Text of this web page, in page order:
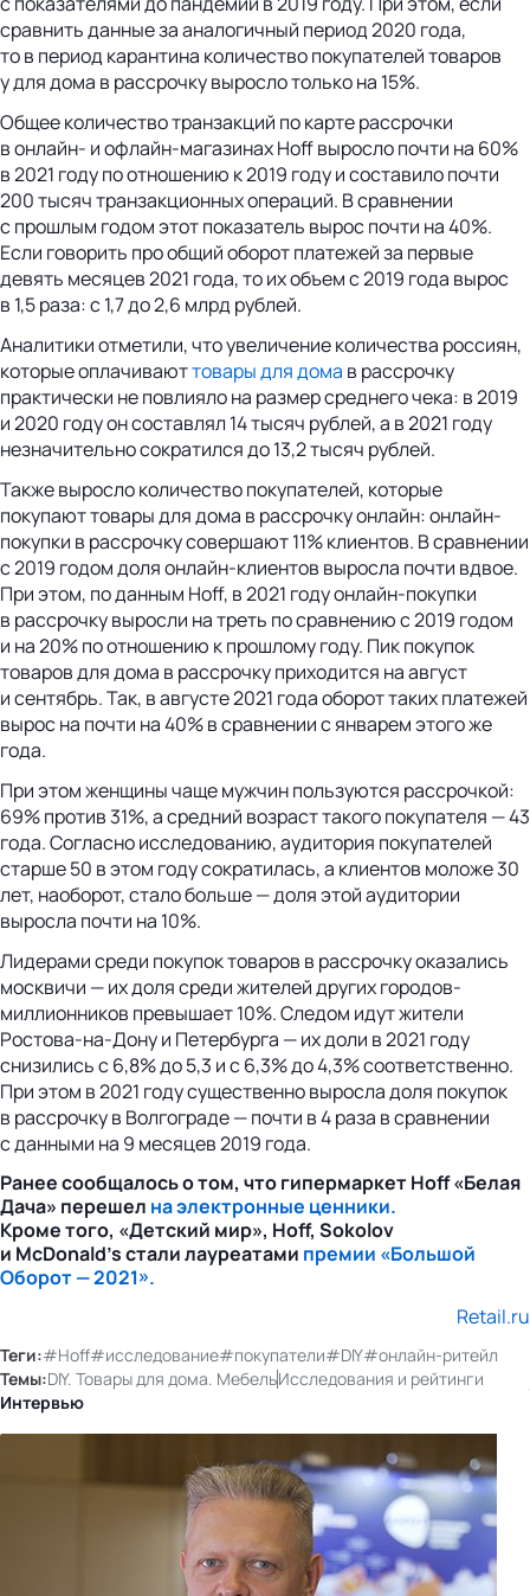
сравнить данные за аналогичный период 2020 года,
то в период карантина количество покупателей товаров
у для дома в рассрочку выросло только на 15%.
Общее количество транзакций по карте рассрочки
в онлайн- и офлайн-магазинах Hoff выросло почти на 60%
в 2021 году по отношению к 2019 году и составило почти
200 тысяч транзакционных операций. В сравнении
с прошлым годом этот показатель вырос почти на 40%.
Если говорить про общий оборот платежей за первые
девять месяцев 2021 года, то их объем с 2019 года вырос
в 1,5 раза: с 1,7 до 2,6 млрд рублей.
Аналитики отметили, что увеличение количества россиян,
которые оплачиваюттовары для дома в рассрочку
практически не повлияло на размер среднего чека: в 2019
и 2020 году он составлял 14 тысяч рублей, а в 2021 году
незначительно сократился до 13,2 тысяч рублей.
Также выросло количество покупателей, которые
покупают товары для дома в рассрочку онлайн: онлайн-
покупки в рассрочку совершают 11% клиентов. В сравнении
с 2019 годом доля онлайн-клиентов выросла почти вдвое.
При этом, по данным Hoff, в 2021 году онлайн-покупки
в рассрочку выросли на треть по сравнению с 2019 годом
и на 20% по отношению к прошлому году. Пик покупок
товаров для дома в рассрочку приходится на август
и сентябрь. Так, в августе 2021 года оборот таких платежей
вырос на почти на 40% в сравнении с январем этого же
года.
При этом женщины чаще мужчин пользуются рассрочкой:
69% против 31%, а средний возраст такого покупателя — 43
года. Согласно исследованию, аудитория покупателей
старше 50 в этом году сократилась, а клиентов моложе 30
лет, наоборот, стало больше — доля этой аудитории
выросла почти на 10%.
Лидерами среди покупок товаров в рассрочку оказались
москвичи — их доля среди жителей других городов-
миллионников превышает 10%. Следом идут жители
Ростова-на-Дону и Петербурга — их доли в 2021 году
снизились с 6,8% до 5,3 и с 6,3% до 4,3% соответственно.
При этом в 2021 году существенно выросла доля покупок
в рассрочку в Волгограде — почти в 4 раза в сравнении
с данными на 9 месяцев 2019 года.
Ранее сообщалось о том, что гипермаркет Hoff «Белая
Дача» перешел на электронные ценники.
Кроме того, «Детский мир», Hoff, Sokolov
и McDonald’s стали лауреатами премии «Большой
Оборот — 2021».
Retail.ru
Теги:#Hoff#исследование#покупатели#DIY#онлайн-ритейл
Темы:DIY. Товары для дома. МебельИсследования и рейтинги
Интервью